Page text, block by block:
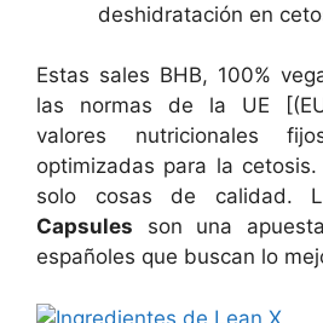
deshidratación en
Estas sales BHB, 100%
las normas de la UE
valores nutricionales
optimizadas para la
solo cosas de calidad.
Capsules son una
españoles que buscan lo